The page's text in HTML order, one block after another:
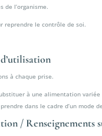
de l’organisme.
reprendre le contrôle de soi.
à chaque prise.
à une alimentation variée
dans le cadre d’un mode
/ Renseignements